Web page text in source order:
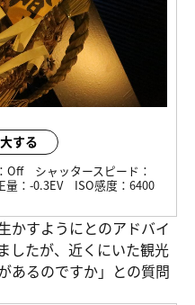
する
Off
シャッタースピード：
量： -0.3EV ISO感度： 6400
かすようにとのアドバイ
したが、近くにいた観光
あるのですか」との質問